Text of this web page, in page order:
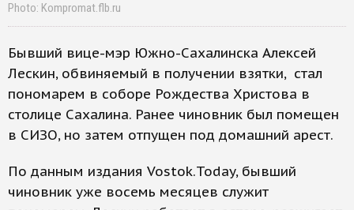
Photo: Kompromat.flb.ru
Бывший вице-мэр Южно-Сахалинска Алексей
Лескин, обвиняемый в получении взятки, стал
пономарем в соборе Рождества Христова в
столице Сахалина. Ранее чиновник был помещен
в СИЗО, но затем отпущен под домашний арест.
По данным издания Vostok.Today, бывший
чиновник уже восемь месяцев служит